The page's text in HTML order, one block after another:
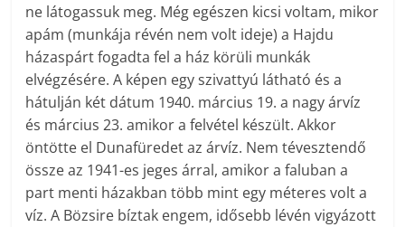
ne látogassuk meg. Még egészen kicsi voltam, mikor
apám (munkája révén nem volt ideje) a Hajdu
házaspárt fogadta fel a ház körüli munkák
elvégzésére. A képen egy szivattyú látható és a
hátulján két dátum 1940. március 19. a nagy árvíz
és március 23. amikor a felvétel készült. Akkor
öntötte el Dunafüredet az árvíz. Nem tévesztendő
össze az 1941-es jeges árral, amikor a faluban a
part menti házakban több mint egy méteres volt a
víz. A Bözsire bíztak engem, idősebb lévén vigyázott